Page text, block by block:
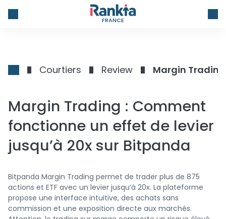
FRANCE
Courtiers Review
Margin Trading : Comment
fonctionne un effet de levier
jusqu’à 20x sur Bitpanda
Bitpanda Margin Trading permet de trader plus de 875
actions et ETF avec un levier jusqu’à 20x. La plateforme
propose une interface intuitive, des achats sans
commission et une exposition directe aux marchés.